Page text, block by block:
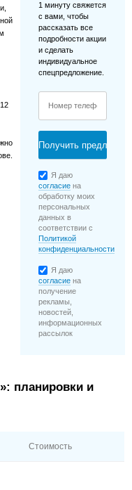
1 минуту свяжется
с вами, чтобы
рассказать все
подробности акции
и сделать
индивидуальное
спецпредложение.
Я даю
согласие на
обработку моих
персональных
данных в
соответствии с
Политикой
конфиденциальности
Я даю
согласие на
получение
рекламы,
новостей,
информационных
рассылок
планировки и
Стоимость